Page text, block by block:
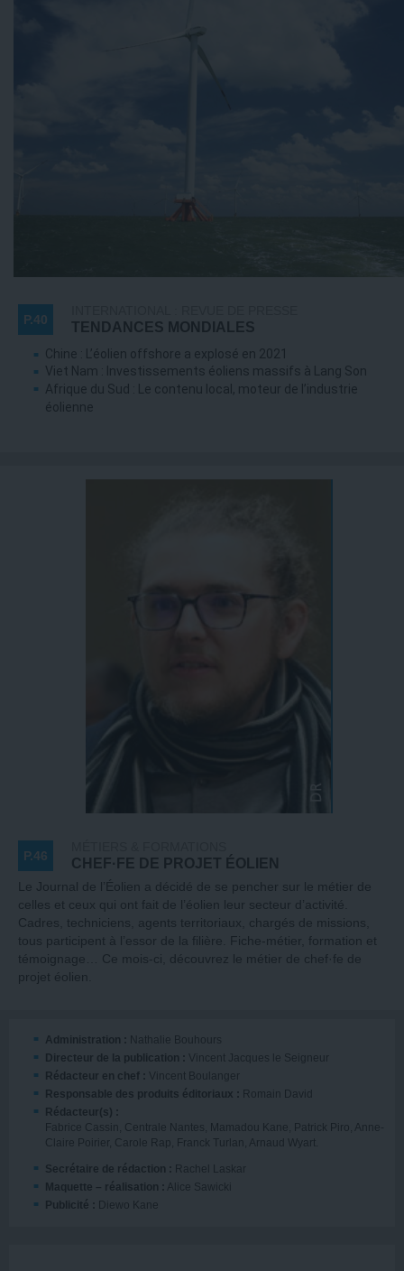
P.40 TENDANCES MONDIALES
Chine : L’éolien offshore a explosé en 2021
Viet Nam : Investissements éoliens massifs à Lang Son
Afrique du Sud : Le contenu local, moteur de l’industrie
éolienne
P.46 CHEF·FE DE PROJET ÉOLIEN
Le Journal de l’Éolien a décidé de se pencher sur le métier de
celles et ceux qui ont fait de l’éolien leur secteur d’activité.
Cadres, techniciens, agents territoriaux, chargés de missions,
tous participent à l’essor de la filière. Fiche-métier, formation et
témoignage… Ce mois-ci, découvrez le métier de chef·fe de
projet éolien.
Administration :
Nathalie Bouhours
Directeur de la publication :
Vincent Jacques le Seigneur
Rédacteur en chef :
Vincent Boulanger
Responsable des produits éditoriaux :
Romain David
Rédacteur(s) :
Fabrice Cassin, Centrale Nantes, Mamadou Kane, Patrick Piro, Anne-
Claire Poirier, Carole Rap, Franck Turlan, Arnaud Wyart.
Secrétaire de rédaction :
Rachel Laskar
Maquette – réalisation :
Alice Sawicki
Publicité :
Diewo Kane